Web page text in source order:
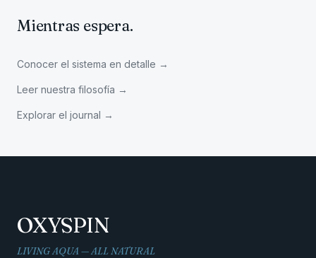
Mientras espera.
Conocer el sistema en detalle →
Leer nuestra filosofía →
Explorar el journal →
OXYSPIN
LIVING AQUA — ALL NATURAL